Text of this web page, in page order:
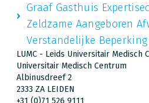
Graaf Gasthuis
Zeldzame Aangeboren
Verstandelijke Beperking
LUMC - Leids Universitair Medisch
Universitair Medisch Centrum
Albinusdreef 2
2333 ZA LEIDEN
+31 (0)71 526 9111